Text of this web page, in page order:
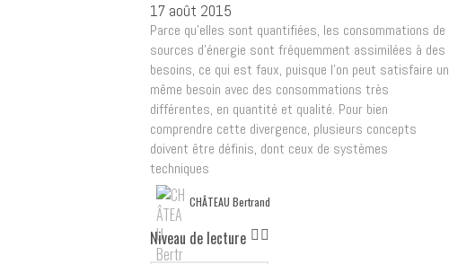
17 août 2015
Parce qu’elles sont quantifiées, les consommations de
sources d’énergie sont fréquemment assimilées à des
besoins, ce qui est faux, puisque l’on peut satisfaire un
même besoin avec des consommations très
différentes, en quantité et qualité. Pour bien
comprendre cette divergence, plusieurs concepts
doivent être définis, dont ceux de systèmes
techniques
CHÂTEAU Bertrand
Niveau de lecture